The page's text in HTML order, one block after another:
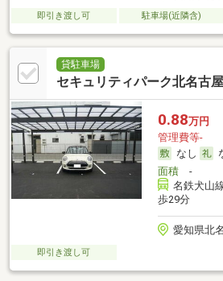
即引き渡し可 駐車場(近隣含)
貸駐車場
セキュリティパーク北名古
0.88万円
管理費等-
なし
面積-
名鉄犬山
歩29分
愛知県北
即引き渡し可